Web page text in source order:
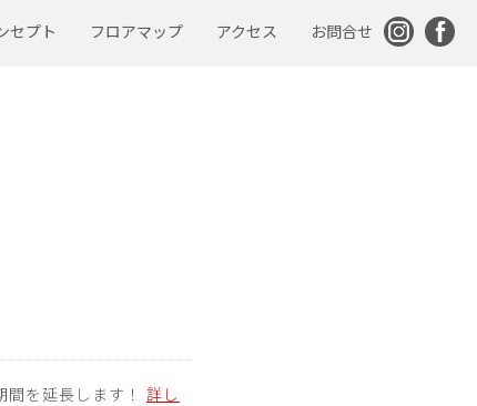
セプト フロアマップ
コインランドリー
アクセス お問合せ
を延長します！ 詳し